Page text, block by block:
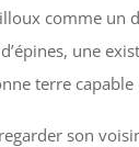
comme un
une
terre
son